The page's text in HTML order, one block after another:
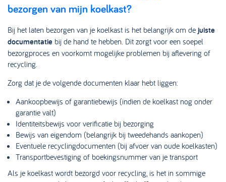
bezorgen van mijn koelkast?
Bij het laten bezorgen van je koelkast is het belangrijk om de juiste
documentatie bij de hand te hebben. Dit zorgt voor een soepel
bezorgproces en voorkomt mogelijke problemen bij aflevering of
recycling.
Zorg dat je de volgende documenten klaar hebt liggen:
Aankoopbewijs of garantiebewijs (indien de koelkast nog onder
garantie valt)
Identiteitsbewijs voor verificatie bij bezorging
Bewijs van eigendom (belangrijk bij tweedehands aankopen)
Eventuele recyclingdocumenten (bij afvoer van oude koelkasten)
Transportbevestiging of boekingsnummer van je transport
Als je koelkast wordt bezorgd voor recycling, is het in sommige